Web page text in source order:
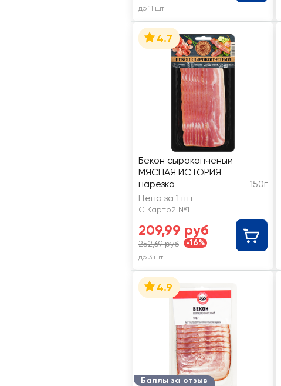
до 11 шт
4.7
Бекон сырокопченый
МЯСНАЯ ИСТОРИЯ
нарезка
150г
Цена за 1 шт
С Картой №1
209,99 руб
252,69 руб -16%
до 3 шт
Баллы за отзыв
4.9